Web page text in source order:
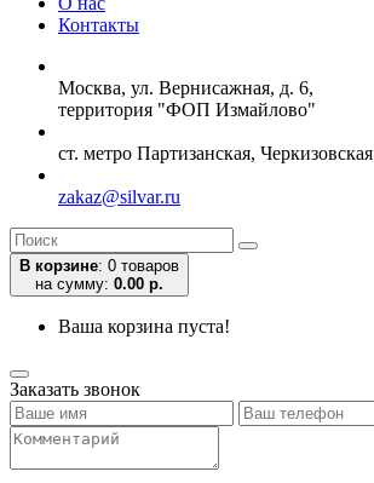
Контакты
Москва, ул. Вернисажная, д. 6,
территория "ФОП Измайлово"
ст. метро Партизанская, Черкизовская
zakaz@silvar.ru
В корзине: 0 товаров
на сумму: 0.00 р.
Ваша корзина пуста!
Заказать звонок